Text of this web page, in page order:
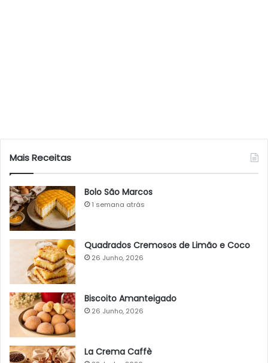
Mais Receitas
Bolo São Marcos
1 semana atrás
Quadrados Cremosos de Limão e Coco
26 Junho, 2026
Biscoito Amanteigado
26 Junho, 2026
La Crema Caffè